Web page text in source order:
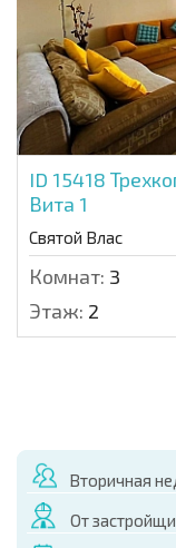
ID 15418
Вита 1
Святой Влас
Комнат: 3
Этаж: 2
Вторичная
От